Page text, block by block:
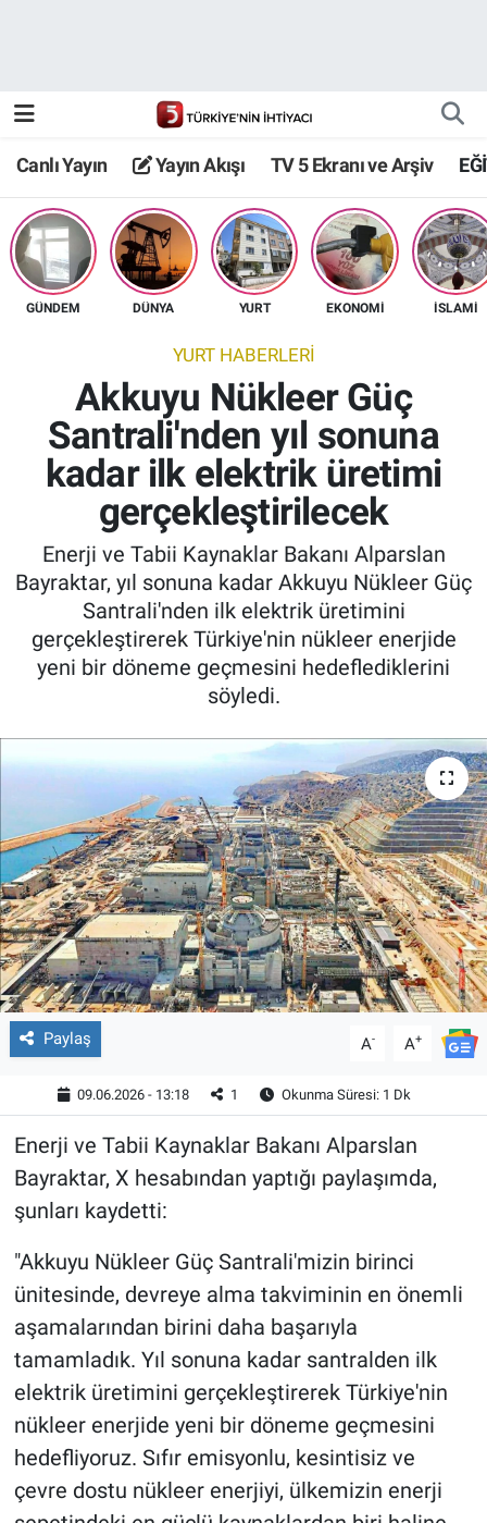
Canlı Yayın Yayın Akışı TV 5 Ekranı ve Arşiv
GÜNDEM DÜNYA YURT EKONOMİ İSLAMİ
YURT HABERLERİ
Akkuyu Nükleer Güç
Santrali'nden yıl sonuna
kadar ilk elektrik üretimi
gerçekleştirilecek
Enerji ve Tabii Kaynaklar Bakanı Alparslan
Bayraktar, yıl sonuna kadar Akkuyu Nükleer Güç
Santrali'nden ilk elektrik üretimini
gerçekleştirerek Türkiye'nin nükleer enerjide
yeni bir döneme geçmesini hedeflediklerini
söyledi.
Paylaş A- A+
09.06.2026 - 13:18 1 Okunma Süresi: 1 Dk
Enerji ve Tabii Kaynaklar Bakanı Alparslan
Bayraktar, X hesabından yaptığı paylaşımda,
şunları kaydetti:
"Akkuyu Nükleer Güç Santrali'mizin birinci
ünitesinde, devreye alma takviminin en önemli
aşamalarından birini daha başarıyla
tamamladık. Yıl sonuna kadar santralden ilk
elektrik üretimini gerçekleştirerek Türkiye'nin
nükleer enerjide yeni bir döneme geçmesini
hedefliyoruz. Sıfır emisyonlu, kesintisiz ve
çevre dostu nükleer enerjiyi, ülkemizin enerji
TV 5 Ekranı ve Arşiv